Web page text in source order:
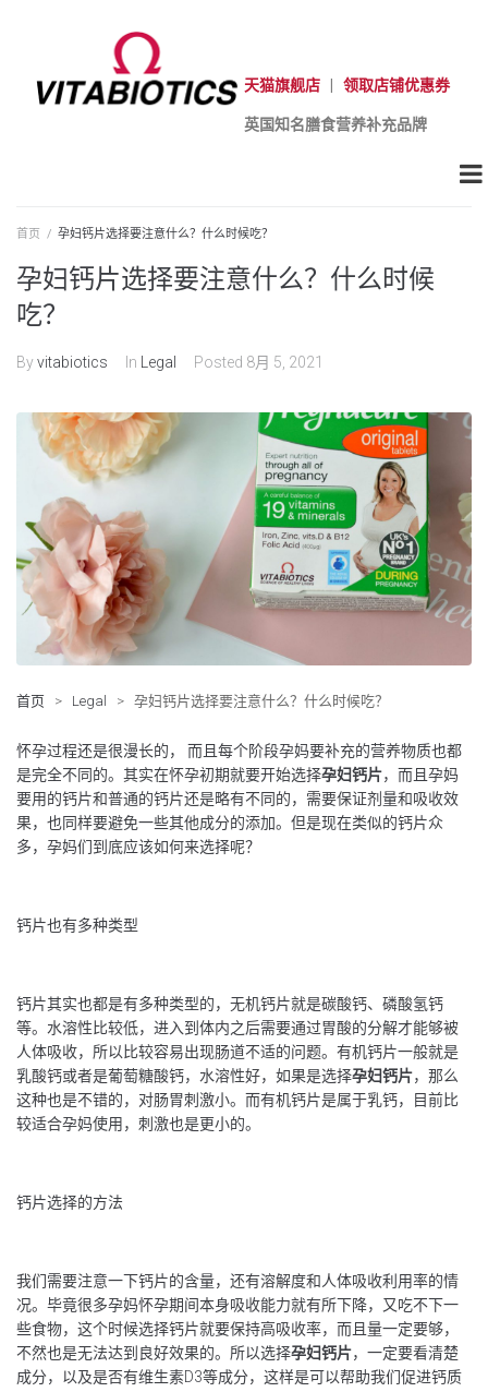
天猫旗舰店 领取店铺优惠券
英国知名膳食营养补充品牌
首页 / 孕妇钙片选择要注意什么？什么时候吃？
孕妇钙片选择要注意什么？什么时候
吃？
Byvitabiotics In Legal Posted 8月 5, 2021
首页 > Legal > 孕妇钙片选择要注意什么？什么时候吃？
怀孕过程还是很漫长的， 而且每个阶段孕妈要补充的营养物质也都
是完全不同的。其实在怀孕初期就要开始选择孕妇钙片，而且孕妈
要用的钙片和普通的钙片还是略有不同的，需要保证剂量和吸收效
果，也同样要避免一些其他成分的添加。但是现在类似的钙片众
多，孕妈们到底应该如何来选择呢？
钙片也有多种类型
钙片其实也都是有多种类型的，无机钙片就是碳酸钙、磷酸氢钙
等。水溶性比较低，进入到体内之后需要通过胃酸的分解才能够被
人体吸收，所以比较容易出现肠道不适的问题。有机钙片一般就是
乳酸钙或者是葡萄糖酸钙，水溶性好，如果是选择孕妇钙片，那么
这种也是不错的，对肠胃刺激小。而有机钙片是属于乳钙，目前比
较适合孕妈使用，刺激也是更小的。
钙片选择的方法
我们需要注意一下钙片的含量，还有溶解度和人体吸收利用率的情
况。毕竟很多孕妈怀孕期间本身吸收能力就有所下降，又吃不下一
些食物，这个时候选择钙片就要保持高吸收率，而且量一定要够，
不然也是无法达到良好效果的。所以选择孕妇钙片，一定要看清楚
成分，以及是否有维生素D3等成分，这样是可以帮助我们促进钙质